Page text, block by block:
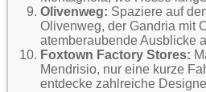
Olivenweg: Spaziere auf
Olivenweg, der Gandria mit
atemberaubende Ausblicke
Foxtown Factory Stores:
Mendrisio, nur eine kurze
entdecke zahlreiche